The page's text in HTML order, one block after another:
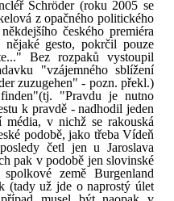
Schröder (roku 2005 se
z opačného politického
českého premiéra
gesto, pokrčil pouze
Bez rozpaků vystoupil
"vzájemného sblížení
zuzugehen" - pozn. překl.)
"Pravdu je nutno
k pravdě - nadhodil jeden
v nichž se rakouská
podobě, jako třeba Vídeň
četl jen u Jaroslava
pak v podobě jen slovinské
země Burgenland
(tady už jde o naprostý úlet